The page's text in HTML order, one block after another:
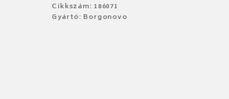
Cikkszám: 186071
Gyártó: Borgonovo